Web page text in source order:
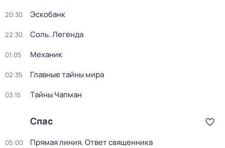
20:30 Эскобанк
22:30 Соль. Легенда
01:05 Механик
02:35 Главные тайны мира
03:15 Тaйны Чапман
Спас
05:00 Прямая линия. Ответ священника